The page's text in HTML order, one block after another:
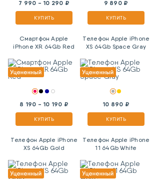
7 990 - 10 290 ₽
КУПИТЬ
9 890 ₽
КУПИТЬ
Смартфон Apple
iPhone XR 64Gb Red
8 190 - 10 190 ₽
КУПИТЬ
Телефон Apple iPhone
XS 64Gb Space Gray
10 890 ₽
КУПИТЬ
Телефон Apple iPhone
XS 64Gb Gold
Телефон Apple iPhone
11 64Gb White